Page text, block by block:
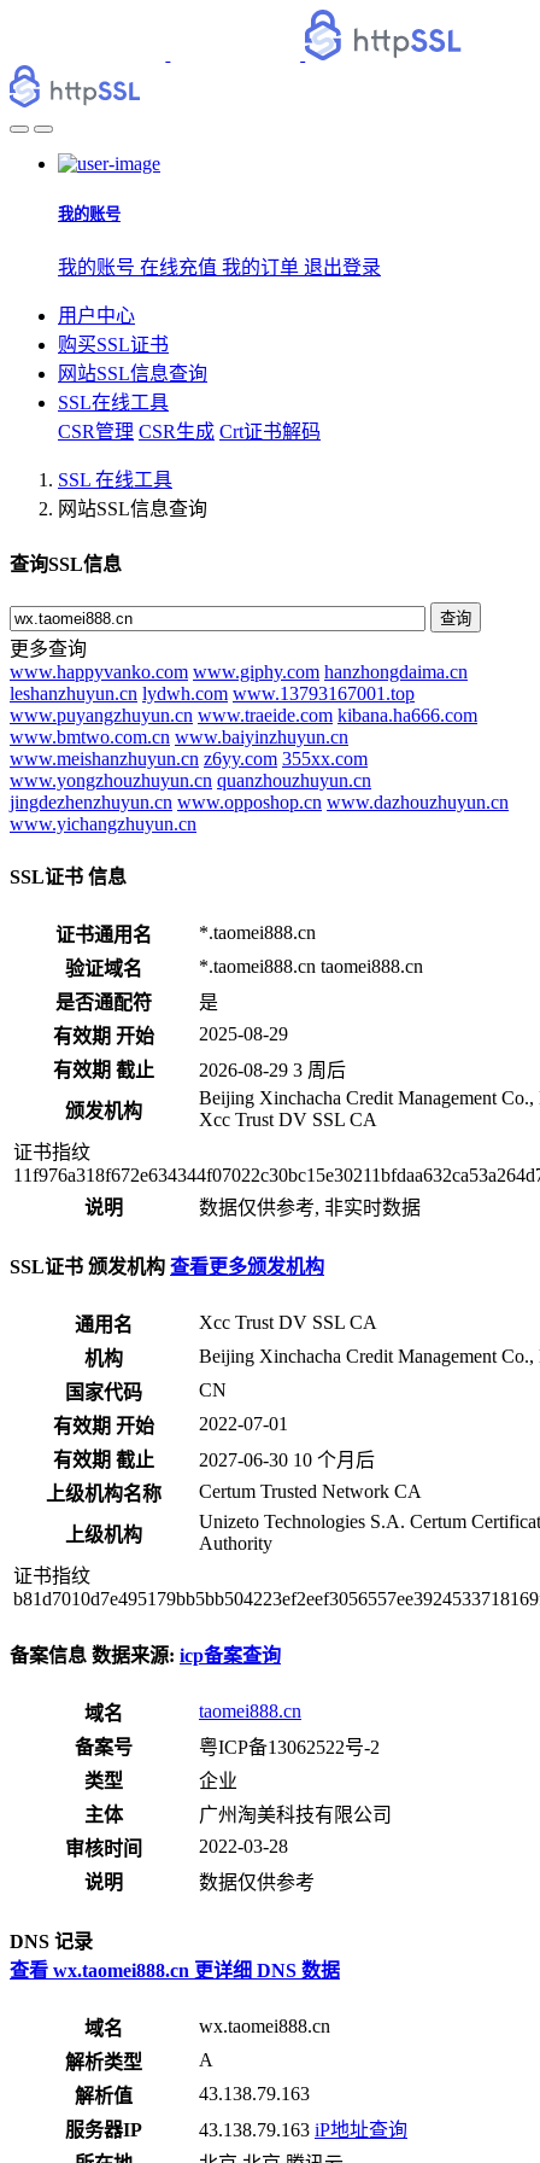
我的账号
我的账号 在线充值 我的订单 退出登录
用户中心
购买SSL证书
网站SSL信息查询
SSL在线工具
CSR管理 CSR生成 Crt证书解码
SSL 在线工具
网站SSL信息查询
查询SSL信息
查询
更多查询
www.happyvanko.com www.giphy.com hanzhongdaima.cn
leshanzhuyun.cn lydwh.com www.13793167001.top
www.puyangzhuyun.cn www.traeide.com kibana.ha666.com
www.bmtwo.com.cn www.baiyinzhuyun.cn
www.meishanzhuyun.cn z6yy.com 355xx.com
www.yongzhouzhuyun.cn quanzhouzhuyun.cn
jingdezhenzhuyun.cn www.opposhop.cn www.dazhouzhuyun.cn
www.yichangzhuyun.cn
SSL证书 信息
证书通用名
*.taomei888.cn
验证域名
*.taomei888.cn taomei888.cn
是否通配符
是
有效期 开始
2025-08-29
有效期 截止
2026-08-29 3 周后
颁发机构
Beijing Xinchacha Credit Management Co.,
Xcc Trust DV SSL CA
证书指纹
说明
数据仅供参考, 非实时数据
SSL证书 颁发机构 查看更多颁发机构
通用名
Xcc Trust DV SSL CA
机构
Beijing Xinchacha Credit Management Co.,
国家代码
CN
有效期 开始
2022-07-01
有效期 截止
2027-06-30 10 个月后
上级机构名称
Certum Trusted Network CA
上级机构
Unizeto Technologies S.A. Certum
Authority
证书指纹
备案信息 数据来源: icp备案查询
域名
taomei888.cn
备案号
粤ICP备13062522号-2
类型
企业
主体
广州淘美科技有限公司
审核时间
2022-03-28
说明
数据仅供参考
DNS 记录
查看 wx.taomei888.cn 更详细 DNS 数据
域名
wx.taomei888.cn
解析类型
A
解析值
43.138.79.163
服务器IP
43.138.79.163 iP地址查询